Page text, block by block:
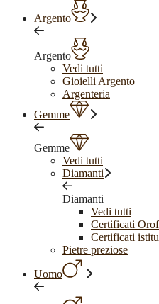
Argento
Argento
Vedi tutti
Gioielli Argento
Argenteria
Gemme
Gemme
Vedi tutti
Diamanti
Diamanti
Vedi tutti
Certificati
Certificati
Pietre preziose
Uomo